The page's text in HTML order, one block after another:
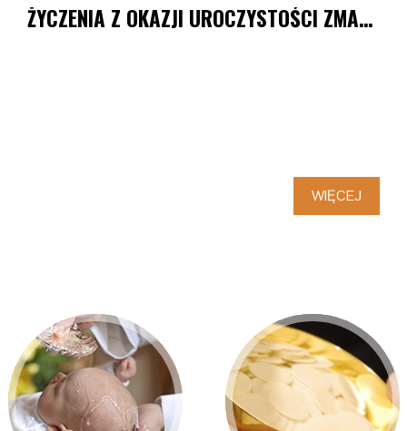
ŻYCZENIA Z OKAZJI UROCZYSTOŚCI ZMARTWYCHWSTANIA PAŃSKIEGO
WIĘCEJ